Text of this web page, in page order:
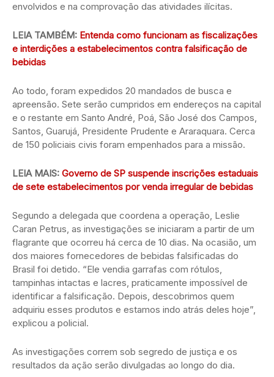
envolvidos e na comprovação das atividades ilícitas.
LEIA TAMBÉM: Entenda como funcionam as fiscalizações
e interdições a estabelecimentos contra falsificação de
bebidas
Ao todo, foram expedidos 20 mandados de busca e
apreensão. Sete serão cumpridos em endereços na capital
e o restante em Santo André, Poá, São José dos Campos,
Santos, Guarujá, Presidente Prudente e Araraquara. Cerca
de 150 policiais civis foram empenhados para a missão.
LEIA MAIS: Governo de SP suspende inscrições estaduais
de sete estabelecimentos por venda irregular de bebidas
Segundo a delegada que coordena a operação, Leslie
Caran Petrus, as investigações se iniciaram a partir de um
flagrante que ocorreu há cerca de 10 dias. Na ocasião, um
dos maiores fornecedores de bebidas falsificadas do
Brasil foi detido. “Ele vendia garrafas com rótulos,
tampinhas intactas e lacres, praticamente impossível de
identificar a falsificação. Depois, descobrimos quem
adquiriu esses produtos e estamos indo atrás deles hoje”,
explicou a policial.
As investigações correm sob segredo de justiça e os
resultados da ação serão divulgadas ao longo do dia.